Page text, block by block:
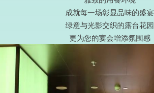
成就每一场彰显品味的盛宴
绿意与光影交织的露台花园
更为您的宴会增添氛围感